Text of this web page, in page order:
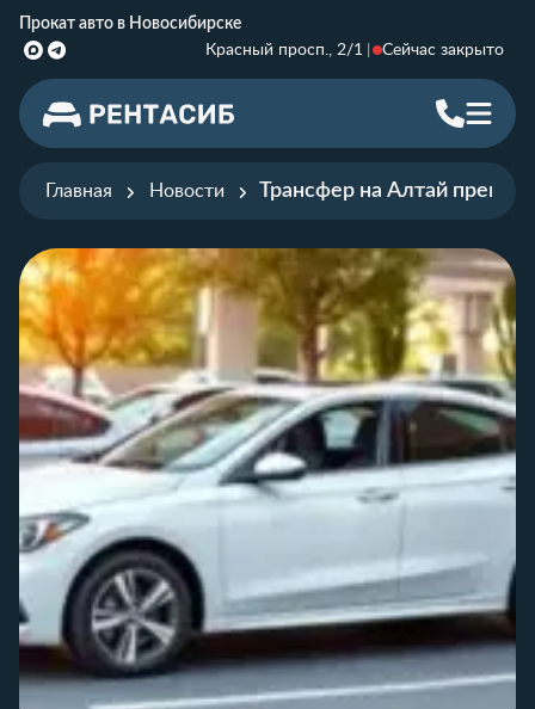
Прокат авто в Новосибирске
Красный просп., 2/1
Сейчас закрыто
Главная Новости Трансфер на Алтай